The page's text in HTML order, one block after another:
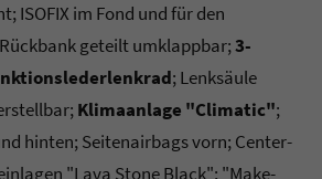
ISOFIX im Fond und für den
geteilt umklappbar;3-
; Lenksäule
Klimaanlage "Climatic";
hinten; Seitenairbags vorn; Center-
"Lava Stone Black"; "Make-